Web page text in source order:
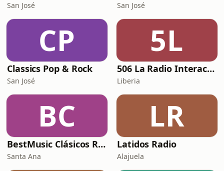
San José San José
CP
Classics Pop & Rock
San José
5L
506 La Radio Interactiva
Liberia
BC
BestMusic Clásicos Radio
Santa Ana
LR
Latidos Radio
Alajuela